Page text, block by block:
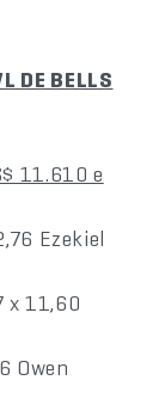
DE BELLS
11.610 e
Ezekiel
x 11,60
Owen